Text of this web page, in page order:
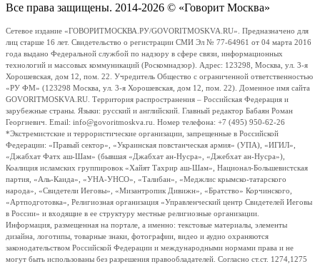
Все права защищены. 2014-2026 © «Говорит Москва»
Сетевое издание «ГОВОРИТМОСКВА.РУ/GOVORITMOSKVA.RU». Предназначено для
лиц старше 16 лет. Свидетельство о регистрации СМИ Эл № 77-64961 от 04 марта 2016
года выдано Федеральной службой по надзору в сфере связи, информационных
технологий и массовых коммуникаций (Роскомнадзор). Адрес: 123298, Москва, ул. 3-я
Хорошевская, дом 12, пом. 22. Учредитель Общество с ограниченной ответственностью
«РУ ФМ» (123298 Москва, ул. 3-я Хорошевская, дом 12, пом. 22). Доменное имя сайта
GOVORITMOSKVA.RU. Территория распространения – Российская Федерация и
зарубежные страны. Языки: русский и английский. Главный редактор Бабаян Роман
Георгиевич. Email: info@govoritmoskva.ru. Номер телефона: +7 (495) 950-62-26
*Экстремистские и террористические организации, запрещенные в Российской
Федерации: «Правый сектор», «Украинская повстанческая армия» (УПА), «ИГИЛ»,
«Джабхат Фатх аш-Шам» (бывшая «Джабхат ан-Нусра», «Джебхат ан-Нусра»),
Коалиция исламских группировок «Хайят Тахрир аш-Шам», Национал-Большевистская
партия, «Аль-Каида», «УНА-УНСО», «Талибан», «Меджлис крымско-татарского
народа», «Свидетели Иеговы», «Мизантропик Дивижн», «Братство» Корчинского,
«Артподготовка», Религиозная организация «Управленческий центр Свидетелей Иеговы
в России» и входящие в ее структуру местные религиозные организации.
Информация, размещенная на портале, а именно: текстовые материалы, элементы
дизайна, логотипы, товарные знаки, фотографии, видео и аудио охраняются
законодательством Российской Федерации и международными нормами права и не
могут быть использованы без разрешения правообладателей. Согласно ст.ст. 1274,1275